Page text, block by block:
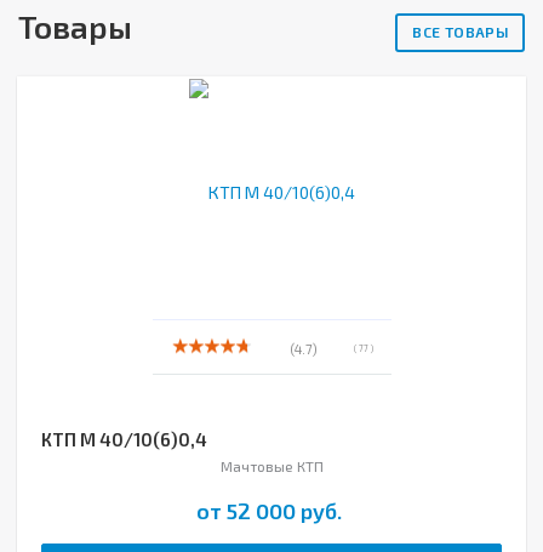
Товары ВСЕ ТОВАРЫ
(4.7) ( 77 )
КТП М 40/10(6)0,4
Мачтовые КТП
от 52 000 руб.